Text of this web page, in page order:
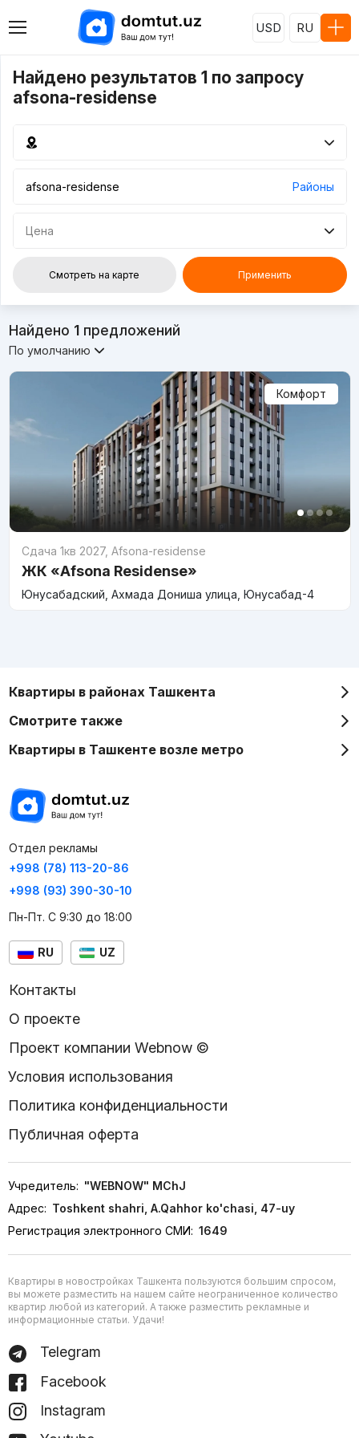
USD RU
Найдено результатов 1 по запросу
afsona-residense
Районы
Цена
Смотреть на карте Применить
Найдено 1предложений
По умолчанию
Комфорт
Сдача 1кв 2027, Afsona-residense
ЖК «Afsona Residense»
Юнусабадский, Ахмада Дониша улица, Юнусабад-4
Квартиры в районах Ташкента
Смотрите также
Квартиры в Ташкенте возле метро
Отдел рекламы
+998 (78) 113-20-86
+998 (93) 390-30-10
Пн-Пт. С 9:30 до 18:00
RU UZ
Контакты
О проекте
Проект компании Webnow ©
Условия использования
Политика конфиденциальности
Публичная оферта
Учредитель: "WEBNOW" MChJ
Адрес: Toshkent shahri, A.Qahhor ko'chasi, 47-uy
Регистрация электронного СМИ: 1649
Квартиры в новостройках Ташкента пользуются большим спросом,
вы можете разместить на нашем сайте неограниченное количество
квартир любой из категорий. А также разместить рекламные и
информационные статьи. Удачи!
Telegram
Facebook
Instagram